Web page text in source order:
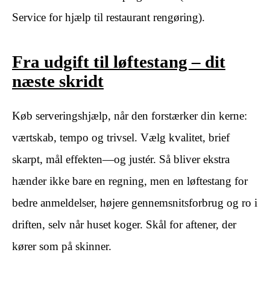
Service for hjælp til restaurant rengøring).
Fra udgift til løftestang – dit
næste skridt
Køb serveringshjælp, når den forstærker din kerne:
værtskab, tempo og trivsel. Vælg kvalitet, brief
skarpt, mål effekten—og justér. Så bliver ekstra
hænder ikke bare en regning, men en løftestang for
bedre anmeldelser, højere gennemsnitsforbrug og ro i
driften, selv når huset koger. Skål for aftener, der
kører som på skinner.